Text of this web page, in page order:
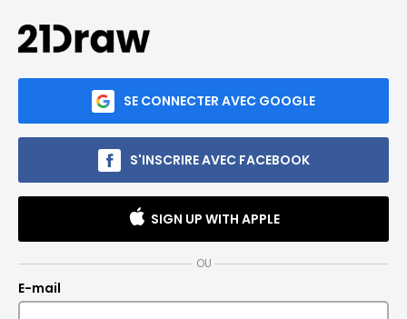
SE CONNECTER AVEC GOOGLE
S'INSCRIRE AVEC FACEBOOK
SIGN UP WITH APPLE
OU
E-mail